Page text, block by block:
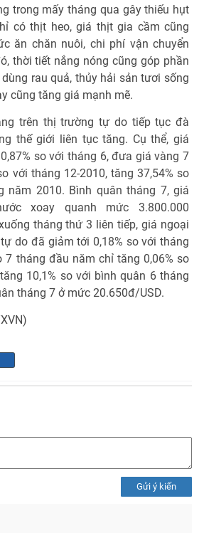
trong mấy tháng qua gây thiếu hụt
có thịt heo, giá thịt gia cầm cũng
ăn chăn nuôi, chi phí vận chuyển
thời tiết nắng nóng cũng góp phần
rau quả, thủy hải sản tươi sống
cũng tăng giá mạnh mẽ.
trên thị trường tự do tiếp tục đà
thế giới liên tục tăng. Cụ thể, giá
so với tháng 6, đưa giá vàng 7
với tháng 12-2010, tăng 37,54% so
năm 2010. Bình quân tháng 7, giá
xoay quanh mức 3.800.000
tháng thứ 3 liên tiếp, giá ngoại
do đã giảm tới 0,18% so với tháng
7 tháng đầu năm chỉ tăng 0,06% so
10,1% so với bình quân 6 tháng
tháng 7 ở mức 20.650đ/USD.
Gửi ý kiến